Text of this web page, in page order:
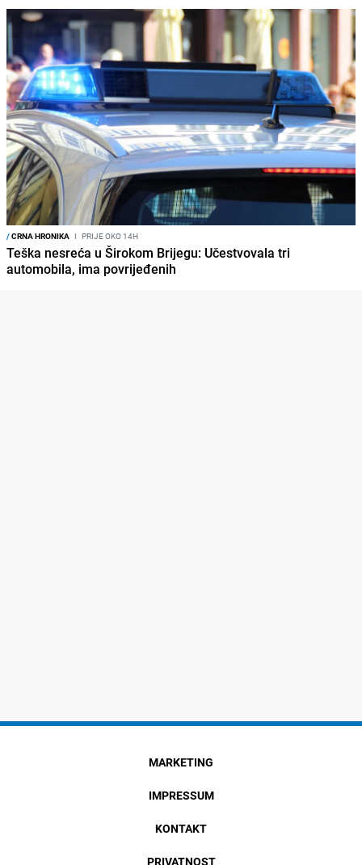
/CRNA HRONIKA I PRIJE OKO 14H
Teška nesreća u Širokom Brijegu: Učestvovala tri
automobila, ima povrijeđenih
MARKETING
IMPRESSUM
KONTAKT
PRIVATNOST